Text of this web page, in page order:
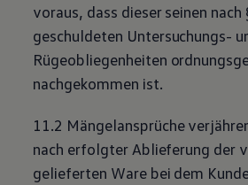
voraus, dass dieser seinen nach
geschuldeten Untersuchungs-
Rügeobliegenheiten
nachgekommen ist.
11.2 Mängelansprüche
nach erfolgter Ablieferung der
gelieferten Ware bei dem